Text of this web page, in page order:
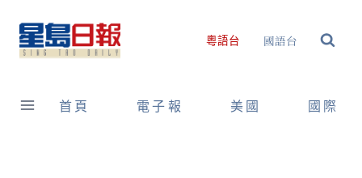
content
粵語台 國語台
首頁 電子報 美國 國際